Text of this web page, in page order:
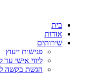
בית
אודות
שירותים
פגישות ייעוץ
ליווי אישי
הגשת בקשה